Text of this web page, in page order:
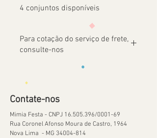
4 conjuntos disponíveis
Para cotação do serviço de frete,
consulte-nos
Contate-nos
Mimia Festa - CNPJ 16.505.396/0001-69
Rua Coronel Afonso Moura de Castro, 1964
Nova Lima - MG 34004-814